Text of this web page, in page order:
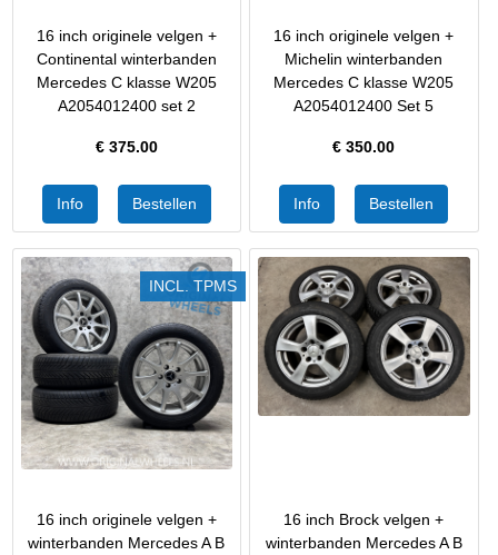
16 inch originele velgen +
Continental winterbanden
Mercedes C klasse W205
A2054012400 set 2
€ 375.00
16 inch originele velgen +
Michelin winterbanden
Mercedes C klasse W205
A2054012400 Set 5
€350.00
INCL. TPMS
16 inch originele velgen +
winterbanden Mercedes A B
16 inch Brock velgen +
winterbanden Mercedes A B